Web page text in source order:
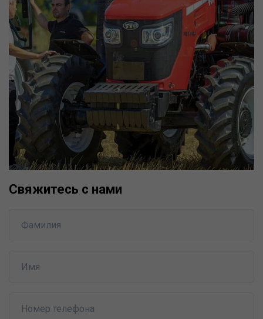
Свяжитесь с нами